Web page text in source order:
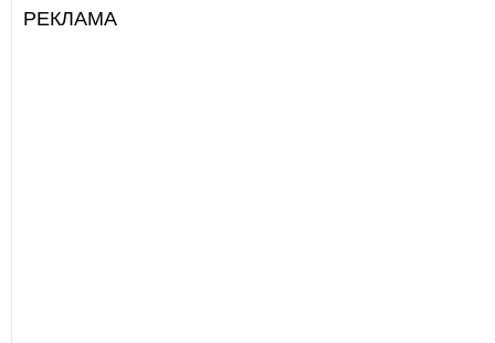
РЕКЛАМА